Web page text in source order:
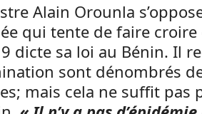
Alain Orounla
qui tente de faire croire
dicte sa loi au Bénin. Il
sont dénombrés
mais cela ne suffit pas